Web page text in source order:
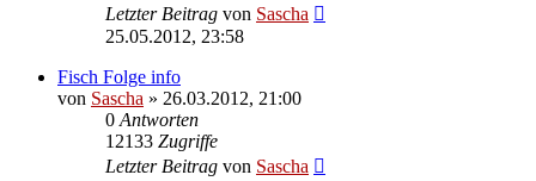
Letzter Beitrag von Sascha
25.05.2012, 23:58
Fisch Folge info
von Sascha » 26.03.2012, 21:00
0 Antworten
12133 Zugriffe
Letzter Beitrag von Sascha